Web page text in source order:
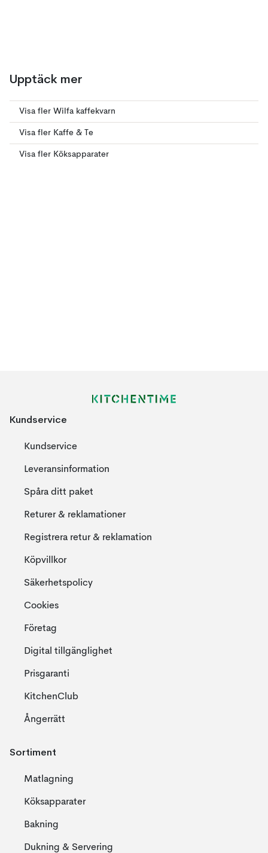
Upptäck mer
Visa fler Wilfa kaffekvarn
Visa fler Kaffe & Te
Visa fler Köksapparater
Kundservice
Kundservice
Leveransinformation
Spåra ditt paket
Returer & reklamationer
Registrera retur & reklamation
Köpvillkor
Säkerhetspolicy
Cookies
Företag
Digital tillgänglighet
Prisgaranti
KitchenClub
Ångerrätt
Sortiment
Matlagning
Köksapparater
Bakning
Dukning & Servering